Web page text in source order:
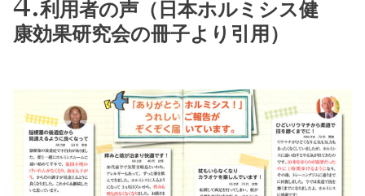
利用者の声（日本ホルミシス健
康効果研究会の冊子より引用）